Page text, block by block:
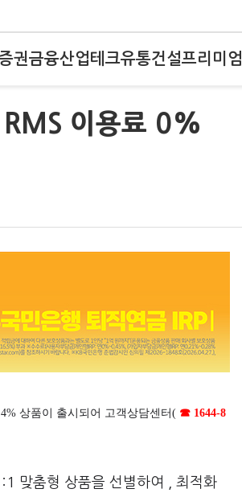
권금융산업테크유통건설프리미엄
이용료 0%
상품이 출시되어 고객상담센터( ☎ 1644-8
맞춤형 상품을 선별하여 , 최적화